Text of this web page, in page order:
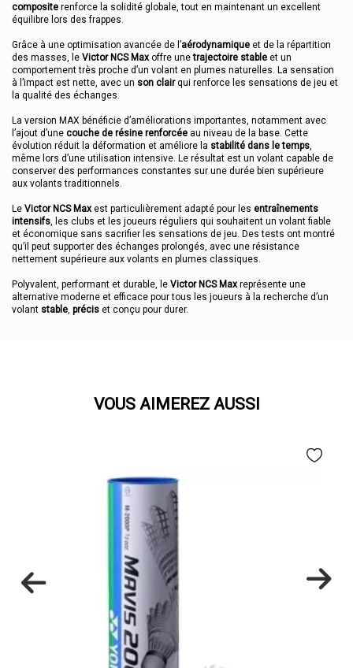
composite renforce la solidité globale, tout en maintenant un excellent
équilibre lors des frappes.
Grâce à une optimisation avancée de l’aérodynamique et de la répartition
des masses, le Victor NCS Maxoffre unetrajectoire stable et un
comportement très proche d’un volant en plumes naturelles. La sensation
à l’impact est nette, avec un son clairqui renforce les sensations de jeu et
la qualité des échanges.
La version MAX bénéficie d’améliorations importantes, notamment avec
l’ajout d’une couche de résine renforcée au niveau de la base. Cette
évolution réduit la déformation et améliore la stabilité dans le temps,
même lors d’une utilisation intensive. Le résultat est un volant capable de
conserver des performances constantes sur une durée bien supérieure
aux volants traditionnels.
Le Victor NCS Maxest particulièrement adapté pour les entraînements
intensifs, les clubs et les joueurs réguliers qui souhaitent un volant fiable
et économique sans sacrifier les sensations de jeu. Des tests ont montré
qu’il peut supporter des échanges prolongés, avec une résistance
nettement supérieure aux volants en plumes classiques.
Polyvalent, performant et durable, le Victor NCS Maxreprésente une
alternative moderne et efficace pour tous les joueurs à la recherche d’un
volant stable, précis et conçu pour durer.
VOUS AIMEREZ AUSSI